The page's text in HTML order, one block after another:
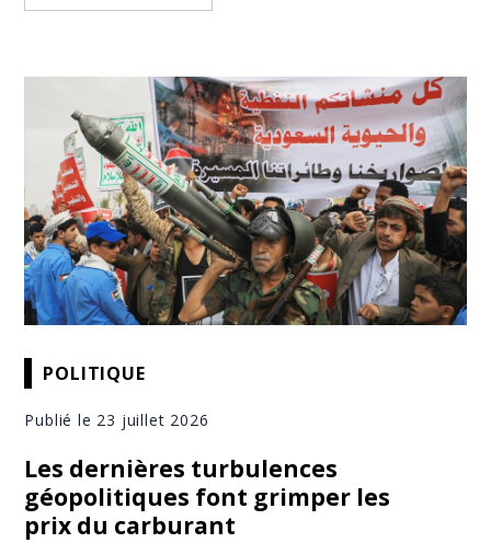
POLITIQUE
Publié le 23 juillet 2026
Les dernières turbulences
géopolitiques font grimper les
prix du carburant